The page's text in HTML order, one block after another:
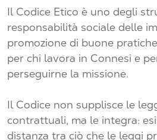
Il Codice Etico è uno degli
responsabilità sociale delle
promozione di buone
per chi lavora in Connesi e
perseguirne la missione.
Il Codice non supplisce le
contrattuali, ma le integra:
distanza tra ciò che le leggi